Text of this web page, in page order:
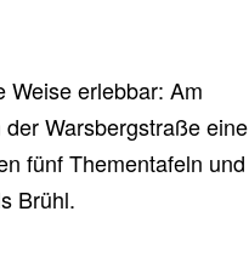
Weise erlebbar: Am
Warsbergstraße eine
fünf Thementafeln und
Brühl.